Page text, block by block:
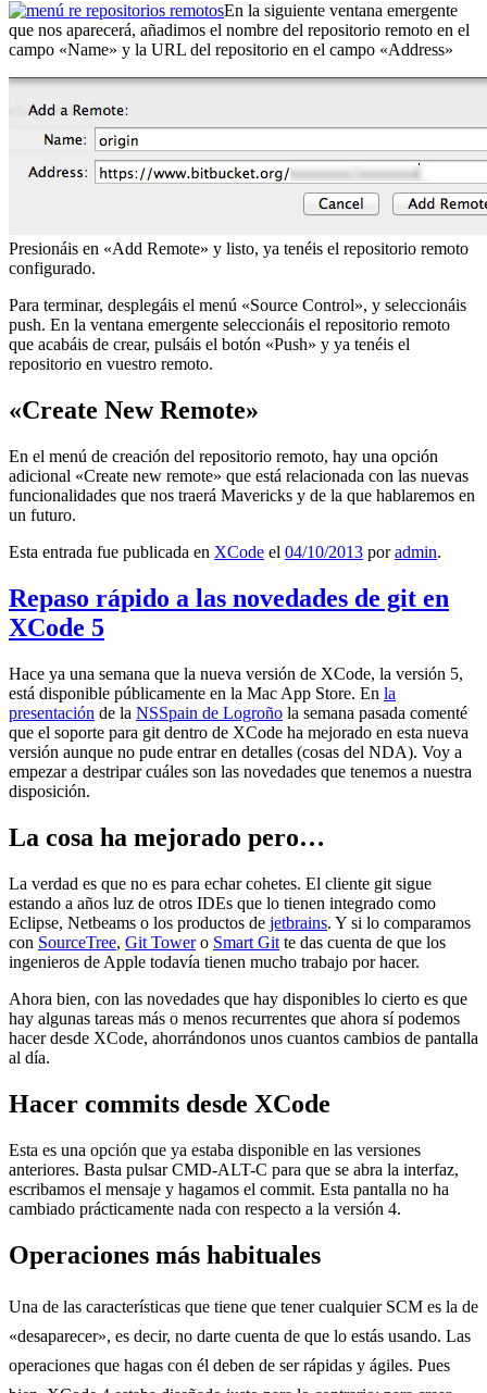
En la siguiente ventana emergente
que nos aparecerá, añadimos el nombre del repositorio remoto en el
campo «Name» y la URL del repositorio en el campo «Address»
Presionáis en «Add Remote» y listo, ya tenéis el repositorio remoto
configurado.
Para terminar, desplegáis el menú «Source Control», y seleccionáis
push. En la ventana emergente seleccionáis el repositorio remoto
que acabáis de crear, pulsáis el botón «Push» y ya tenéis el
repositorio en vuestro remoto.
«Create New Remote»
En el menú de creación del repositorio remoto, hay una opción
adicional «Create new remote» que está relacionada con las nuevas
funcionalidades que nos traerá Mavericks y de la que hablaremos en
un futuro.
Esta entrada fue publicada en XCode el 04/10/2013 poradmin.
Repaso rápido a las novedades de git en
XCode 5
Hace ya una semana que la nueva versión de XCode, la versión 5,
está disponible públicamente en la Mac App Store. En la
presentación de la NSSpain de Logroño la semana pasada comenté
que el soporte para git dentro de XCode ha mejorado en esta nueva
versión aunque no pude entrar en detalles (cosas del NDA). Voy a
empezar a destripar cuáles son las novedades que tenemos a nuestra
disposición.
La cosa ha mejorado pero…
La verdad es que no es para echar cohetes. El cliente git sigue
estando a años luz de otros IDEs que lo tienen integrado como
Eclipse, Netbeams o los productos de jetbrains. Y si lo comparamos
con SourceTree, Git Towero Smart Git te das cuenta de que los
ingenieros de Apple todavía tienen mucho trabajo por hacer.
Ahora bien, con las novedades que hay disponibles lo cierto es que
hay algunas tareas más o menos recurrentes que ahora sí podemos
hacer desde XCode, ahorrándonos unos cuantos cambios de pantalla
al día.
Hacer commits desde XCode
Esta es una opción que ya estaba disponible en las versiones
anteriores. Basta pulsar CMD-ALT-C para que se abra la interfaz,
escribamos el mensaje y hagamos el commit. Esta pantalla no ha
cambiado prácticamente nada con respecto a la versión 4.
Operaciones más habituales
Una de las características que tiene que tener cualquier SCM es la de
«desaparecer», es decir, no darte cuenta de que lo estás usando. Las
operaciones que hagas con él deben de ser rápidas y ágiles. Pues